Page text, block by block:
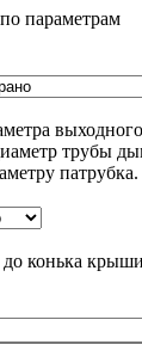
параметрам
трубы
патрубка.
до конька